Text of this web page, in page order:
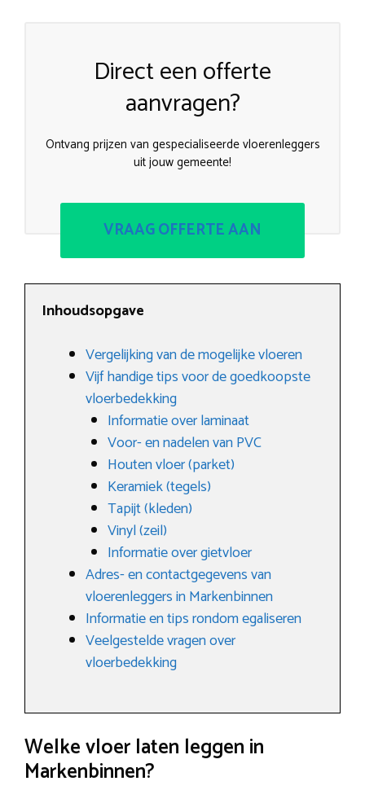
Direct een offerte
aanvragen?
Ontvang prijzen van gespecialiseerde vloerenleggers
uit jouw gemeente!
VRAAG OFFERTE AAN
Inhoudsopgave
Vergelijking van de mogelijke vloeren
Vijf handige tips voor de goedkoopste
vloerbedekking
Informatie over laminaat
Voor- en nadelen van PVC
Houten vloer (parket)
Keramiek (tegels)
Tapijt (kleden)
Vinyl (zeil)
Informatie over gietvloer
Adres- en contactgegevens van
vloerenleggers in Markenbinnen
Informatie en tips rondom egaliseren
Veelgestelde vragen over
vloerbedekking
Welke vloer laten leggen in
Markenbinnen?